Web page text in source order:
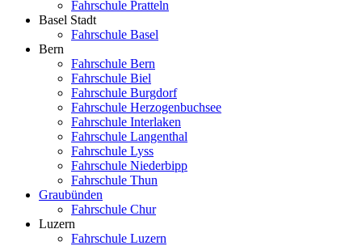
Fahrschule Pratteln
Basel Stadt
Fahrschule Basel
Bern
Fahrschule Bern
Fahrschule Biel
Fahrschule Burgdorf
Fahrschule Herzogenbuchsee
Fahrschule Interlaken
Fahrschule Langenthal
Fahrschule Lyss
Fahrschule Niederbipp
Fahrschule Thun
Graubünden
Fahrschule Chur
Luzern
Fahrschule Luzern